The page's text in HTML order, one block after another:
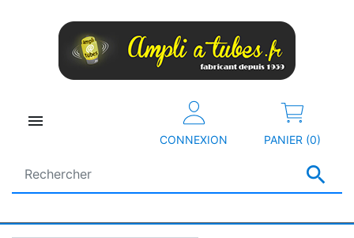


CONNEXION PANIER (0)